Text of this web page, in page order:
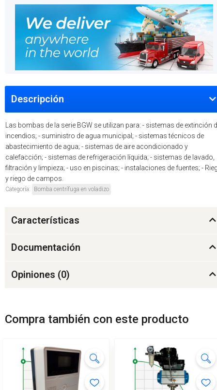
Descripción
Las bombas de la serie BGW se utilizan para: - sistemas de extinción
incendios; - suministro de agua municipal; - sistemas técnicos de
abastecimiento de agua; - sistemas de aire acondicionado y
calefacción; - sistemas de refrigeración líquida; - sistemas de lavado,
filtración y limpieza; - uso en piscinas; - instalaciones de fuentes; -
y riego de campos.
Categoría: Bomba centrífuga en voladizo
Características
Documentación
Opiniones (0)
Compra también con este producto